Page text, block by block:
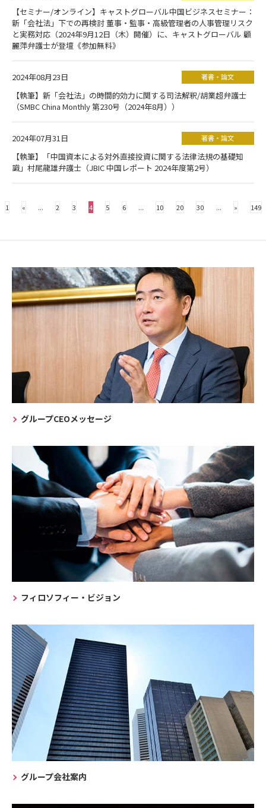
【セミナー/オンライン】キャストグローバル中国ビジネスセミナー：
新「会社法」下での再検討 董事・監事・高級管理者の人事管理リスク
と実務対応（2024年9月12日（木）開催）に、キャストグローバル 顧
麗萍弁護士が登壇《参加無料》
2024年08月23日 著書・論文
【執筆】新「会社法」の時間的効力に関する司法解釈/胡業超弁護士
（SMBC China Monthly 第230号（2024年8月））
2024年07月31日 著書・論文
【執筆】「中国資本による対外直接投資に関する法律法規の基礎知
識」村尾龍雄弁護士（JBIC 中国レポート 2024年度第2号）
1 « ... 2 3 4 5 6 ... 10 20 30 ... » 149
グループCEOメッセージ
フィロソフィー・ビジョン
グループ会社案内